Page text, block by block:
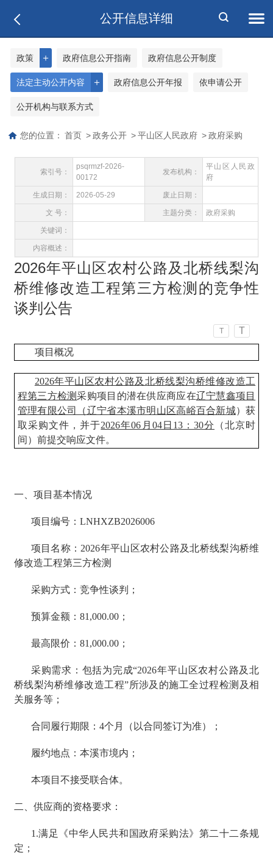
公开信息详细
＋
政策 政府信息公开指南 政府信息公开制度
＋
法定主动公开内容 政府信息公开年报 依申请公开
公开机构与联系方式
您的位置： 首页 > 政务公开 > 平山区人民政府 > 政府采购
索引号：
psqrmzf-2026-
00172
发布机构：
平山区人民政
府
生成日期： 2026-05-29 废止日期：
文 号： 主题分类： 政府采购
关键词：
内容概述：
2026年平山区农村公路及北桥线梨沟
桥维修改造工程第三方检测的竞争性
谈判公告
T T
项目概况
2026年平山区农村公路及北桥线梨沟桥维修改造工
程第三方检测采购项目的潜在供应商应在辽宁慧鑫项目
管理有限公司（辽宁省本溪市明山区高峪百合新城）获
取采购文件，并于2026年06月04日13：30分
（北京时
间）前提交响应文件。
一、项目基本情况
项目编号：LNHXZB2026006
项目名称：2026年平山区农村公路及北桥线梨沟桥维
修改造工程第三方检测
采购方式：竞争性谈判；
预算金额：81,000.00；
最高限价：81,000.00；
采购需求：包括为完成“2026年平山区农村公路及北
桥线梨沟桥维修改造工程”所涉及的施工全过程检测及相
关服务等；
合同履行期限：4个月（以合同签订为准）；
履约地点：本溪市境内；
本项目不接受联合体。
二、供应商的资格要求：
1.满足《中华人民共和国政府采购法》第二十二条规
定；